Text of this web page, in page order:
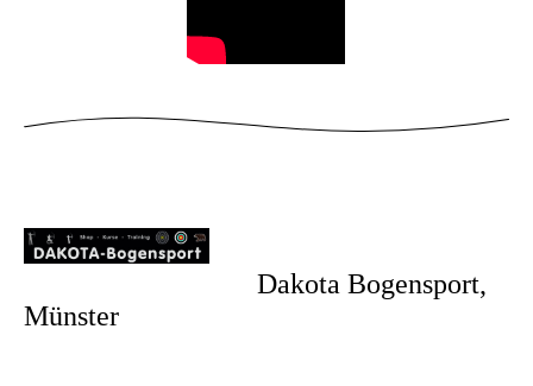
Dakota Bogensport,
Münster